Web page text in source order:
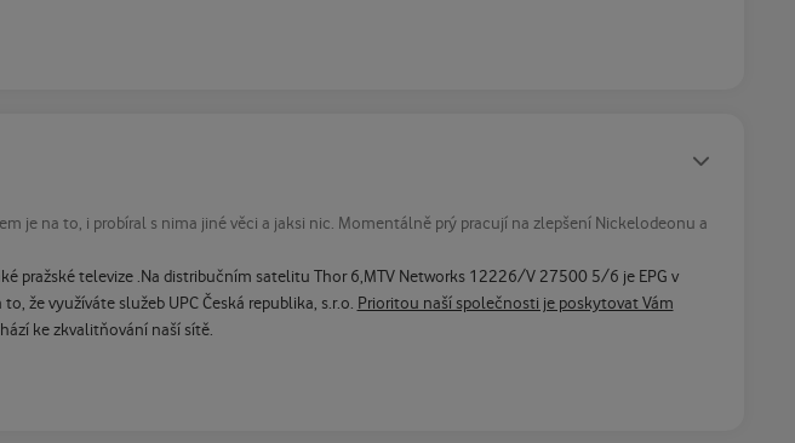
je na to, i probíral s nima jiné věci a jaksi nic. Momentálně prý pracují na zlepšení Nickelodeonu a
pražské televize .Na distribučním satelitu Thor 6,MTV Networks 12226/V 27500 5/6 je EPG v
že využíváte služeb UPC Česká republika, s.r.o. Prioritou naší společnosti je poskytovat Vám
ke zkvalitňování naší sítě.